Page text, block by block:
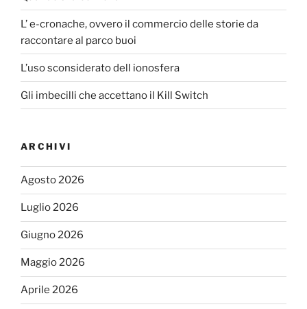
L’ e-cronache, ovvero il commercio delle storie da
raccontare al parco buoi
L’uso sconsiderato dell ionosfera
Gli imbecilli che accettano il Kill Switch
ARCHIVI
Agosto 2026
Luglio 2026
Giugno 2026
Maggio 2026
Aprile 2026